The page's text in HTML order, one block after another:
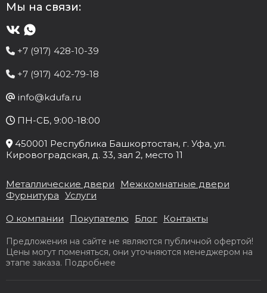
Мы на связи:
+7 (917) 428-10-39
+7 (917) 402-79-18
info@kdufa.ru
ПН-СБ, 9:00-18:00
450001 Республика Башкортостан, г. Уфа, ул.
Кировоградская, д. 33, зал 2, место 11
Металлические двери
Межкомнатные двери
Фурнитура Услуги
О компании Покупателю Блог Контакты
Предложения на сайте не являются публичной офертой!
Цены могут поменяться, они уточняются менеджером на
этапе заказа. Подробнее